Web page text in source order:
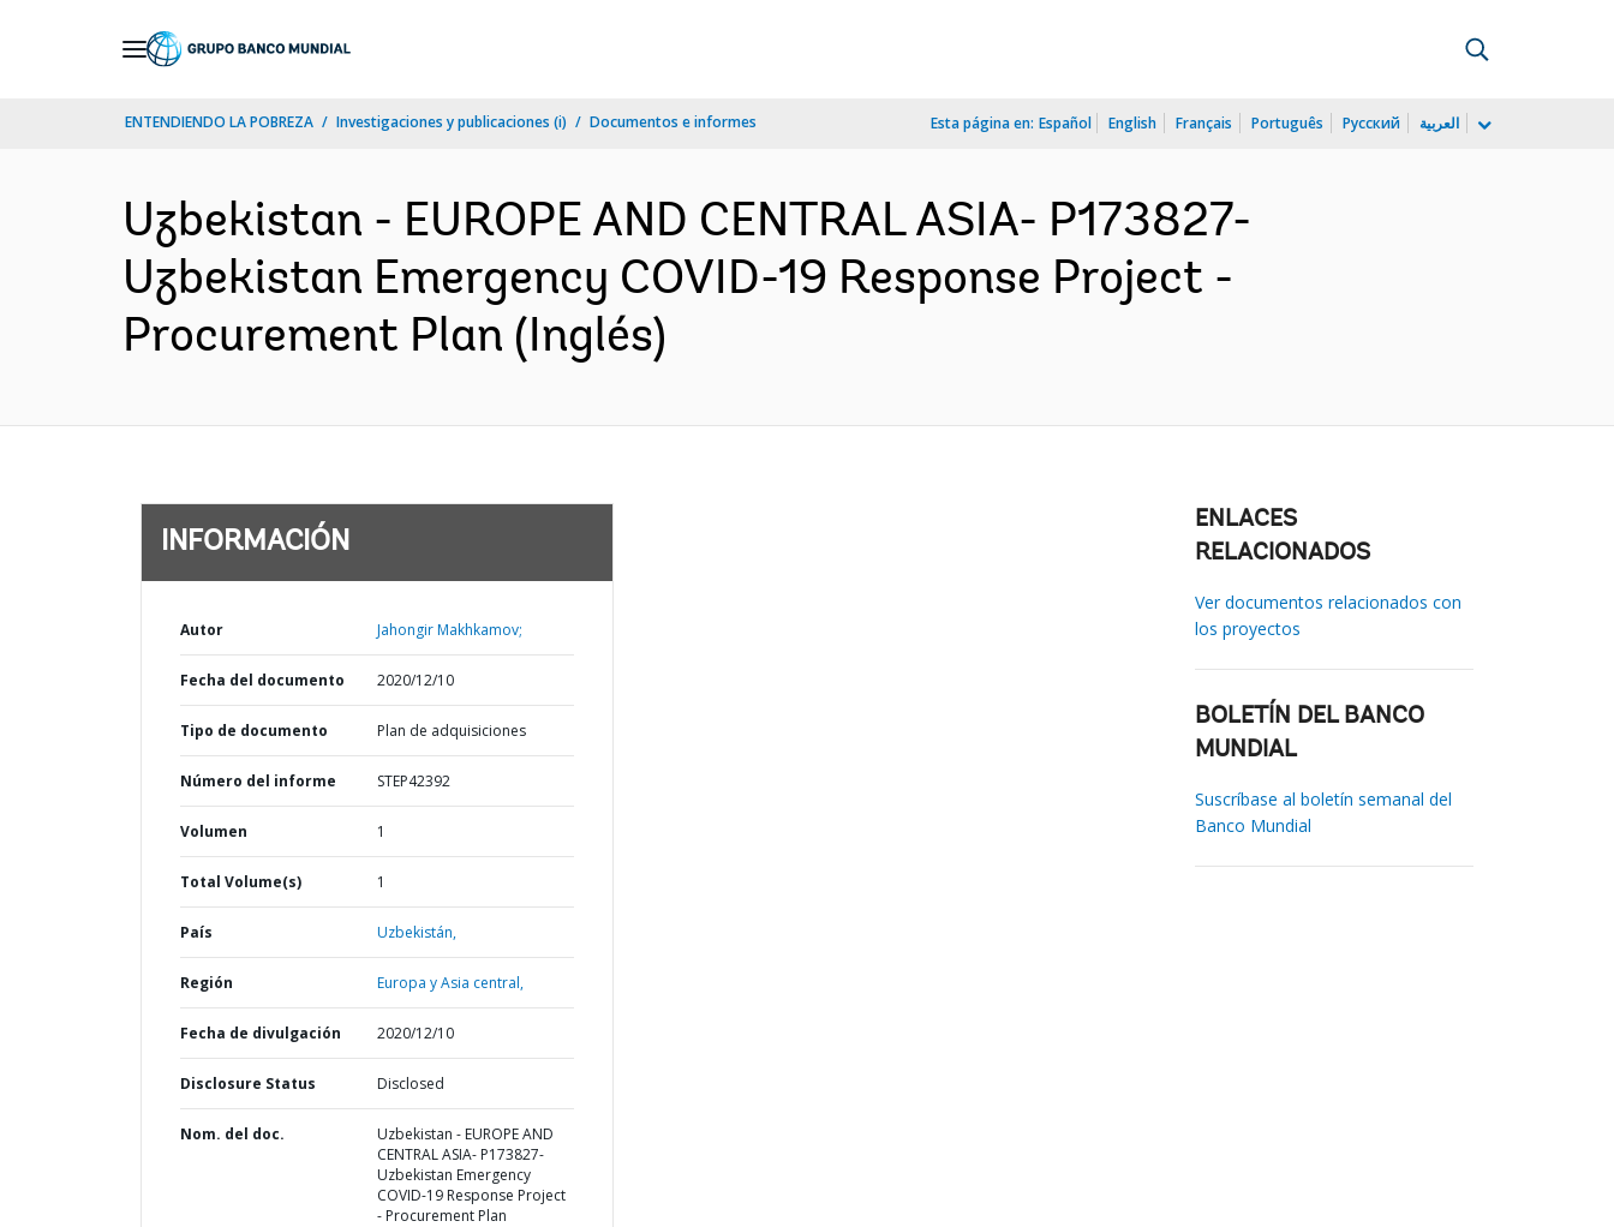
ENTENDIENDO LA POBREZA Investigaciones y publicaciones (i) Documentos e informes Esta página en: Español English Français Português Русский العربية
Uzbekistan - EUROPE AND CENTRAL ASIA- P173827-
Uzbekistan Emergency COVID-19 Response Project -
Procurement Plan (Inglés)
INFORMACIÓN
Autor Jahongir Makhkamov;
Fecha del documento 2020/12/10
Tipo de documento Plan de adquisiciones
Número del informe STEP42392
Volumen 1
Total Volume(s) 1
País Uzbekistán,
Región Europa y Asia central,
Fecha de divulgación 2020/12/10
Disclosure Status Disclosed
Nom. del doc.
Uzbekistan - EUROPE AND
CENTRAL ASIA- P173827-
Uzbekistan Emergency
COVID-19 Response Project
- Procurement Plan
ENLACES
RELACIONADOS
Ver documentos relacionados con
los proyectos
BOLETÍN DEL BANCO
MUNDIAL
Suscríbase al boletín semanal del
Banco Mundial